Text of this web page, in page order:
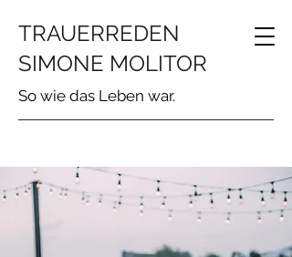
TRAUERREDEN
SIMONE MOLITOR
So wie das Leben war.